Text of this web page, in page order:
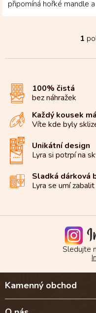
připomíná hořké mandle a
nugát. Základ tvoří 45 %
1
100% čistá
bez náhražek
Každý kousek
Víte kde byly
Unikátní design
Lyra si potrpí na
Sladká dárková
Lyra se umí
Sledujte
Z
p
Kamenný obchod